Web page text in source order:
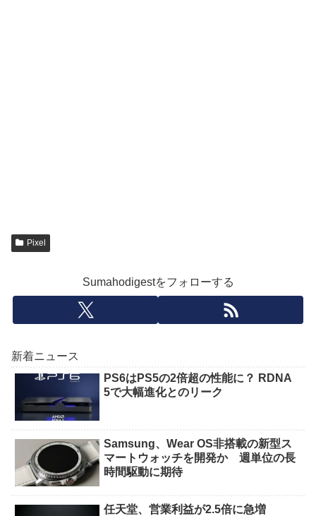
Pixel
Sumahodigestをフォローする
新着ニュース
PS6はPS5の2倍超の性能に？ RDNA
5で大幅進化とのリーク
Samsung、Wear OS非搭載の新型ス
マートウォッチを開発か 週単位の長
時間駆動に期待
任天堂、営業利益が2.5倍に急増